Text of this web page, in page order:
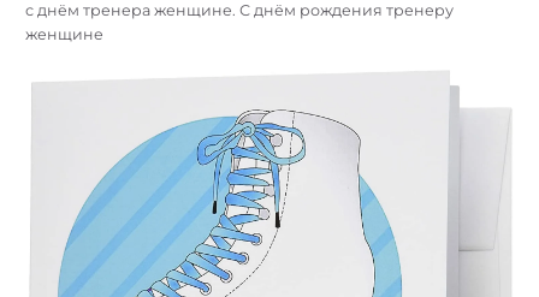
с днём тренера женщине. С днём рождения тренеру
женщине